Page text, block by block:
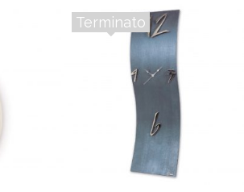
al
più
recente
Terminato